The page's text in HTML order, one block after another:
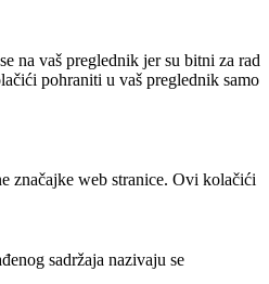
na vaš preglednik jer su bitni za rad
pohraniti u vaš preglednik samo
značajke web stranice. Ovi kolačići
sadržaja nazivaju se